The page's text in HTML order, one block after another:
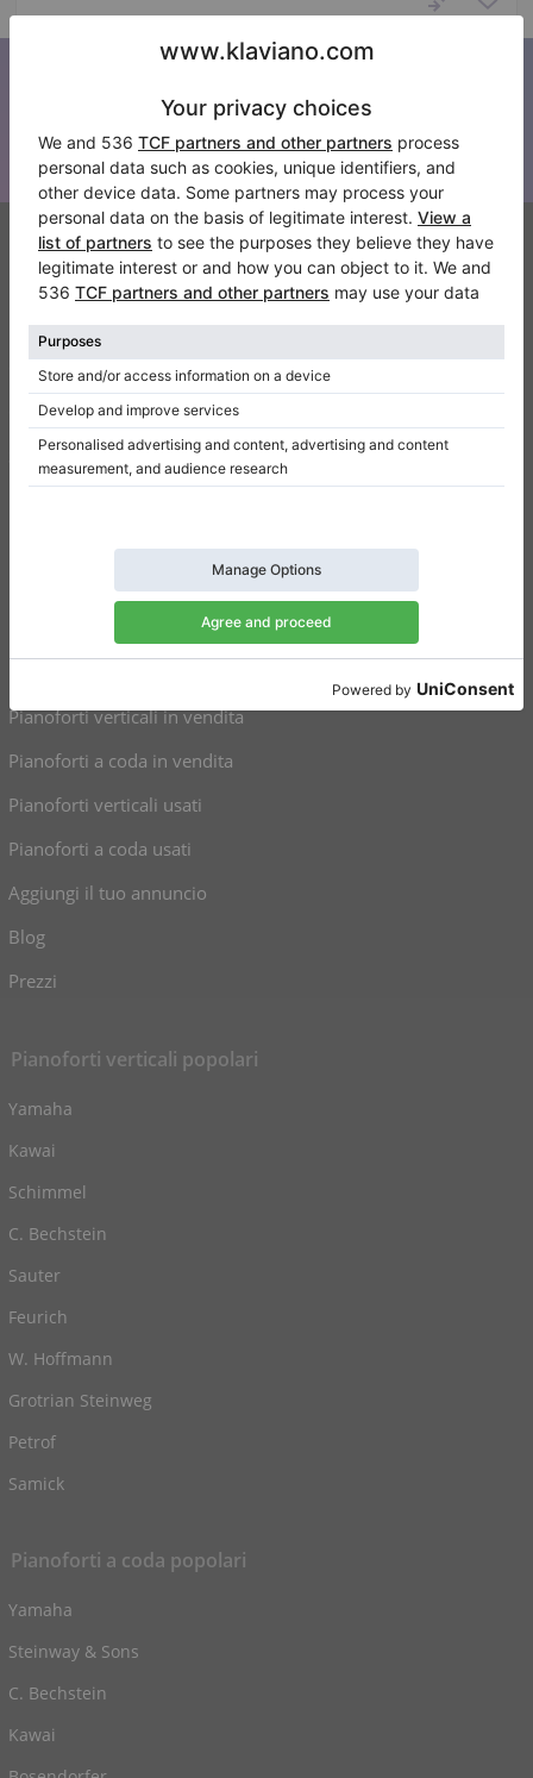
Iscriviti alla nostra newsletter
Tenetevi aggiornati su tutte le novità di Klaviano
Klaviano
FAQ
Contatto
Chi siamo
Scrivi una recensione
Politica della privacy
Impostazioni per il consenso
Collegamenti
Pianoforti verticali in vendita
Pianoforti a coda in vendita
Pianoforti verticali usati
Pianoforti a coda usati
Aggiungi il tuo annuncio
Blog
Prezzi
Pianoforti verticali popolari
Yamaha
Kawai
Schimmel
C. Bechstein
Sauter
Feurich
W. Hoffmann
Grotrian Steinweg
Petrof
Samick
Pianoforti a coda popolari
Yamaha
Steinway & Sons
C. Bechstein
Kawai